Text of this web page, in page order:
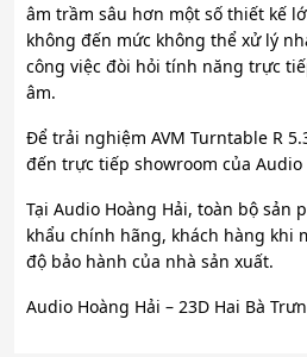
âm trầm sâu hơn một số thiết kế
không đến mức không thể xử lý
công việc đòi hỏi tính năng trực
âm.
Để trải nghiệm AVM Turntable R
đến trực tiếp showroom của
Tại Audio Hoàng Hải, toàn bộ sản
khẩu chính hãng, khách hàng khi
độ bảo hành của nhà sản xuất.
Audio Hoàng Hải – 23D Hai Bà